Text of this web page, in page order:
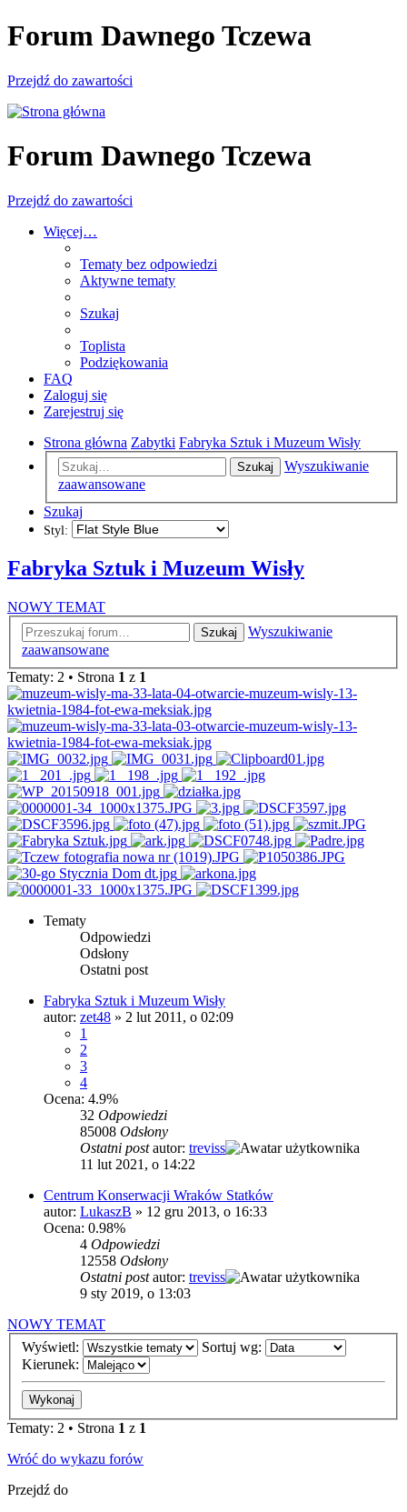
Forum Dawnego Tczewa
Przejdź do zawartości
Forum Dawnego Tczewa
Przejdź do zawartości
Więcej…
Tematy bez odpowiedzi
Aktywne tematy
Szukaj
Toplista
Podziękowania
FAQ
Zaloguj się
Zarejestruj się
Strona główna Zabytki Fabryka Sztuk i Muzeum Wisły
Szukaj
Wyszukiwanie
zaawansowane
Szukaj
Styl:
Fabryka Sztuk i Muzeum Wisły
NOWY TEMAT
Szukaj
Wyszukiwanie
zaawansowane
Tematy: 2 • Strona 1 z 1
Tematy
Odpowiedzi
Odsłony
Ostatni post
Fabryka Sztuk i Muzeum Wisły
autor: zet48 » 2 lut 2011, o 02:09
1
2
3
4
Ocena: 4.9%
32 Odpowiedzi
85008 Odsłony
Ostatni postautor: treviss
11 lut 2021, o 14:22
Centrum Konserwacji Wraków Statków
autor: LukaszB » 12 gru 2013, o 16:33
Ocena: 0.98%
4 Odpowiedzi
12558 Odsłony
Ostatni postautor: treviss
9 sty 2019, o 13:03
NOWY TEMAT
Wyświetl:
Sortuj wg:
Kierunek:
Tematy: 2 • Strona 1 z 1
Wróć do wykazu forów
Przejdź do